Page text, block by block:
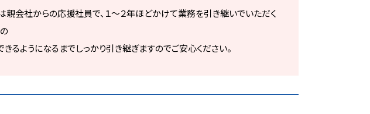
親会社からの応援社員で、１～２年ほどかけて業務を引き継いでいただく
るようになるまでしっかり引き継ぎますのでご安心ください。